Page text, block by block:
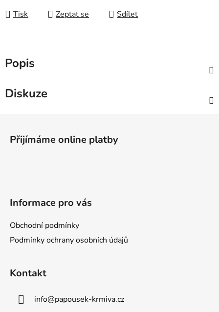
Tisk Zeptat se Sdílet
Popis
Diskuze
Přijímáme online platby
Informace pro vás
Obchodní podmínky
Podmínky ochrany osobních údajů
Kontakt
info@papousek-krmiva.cz